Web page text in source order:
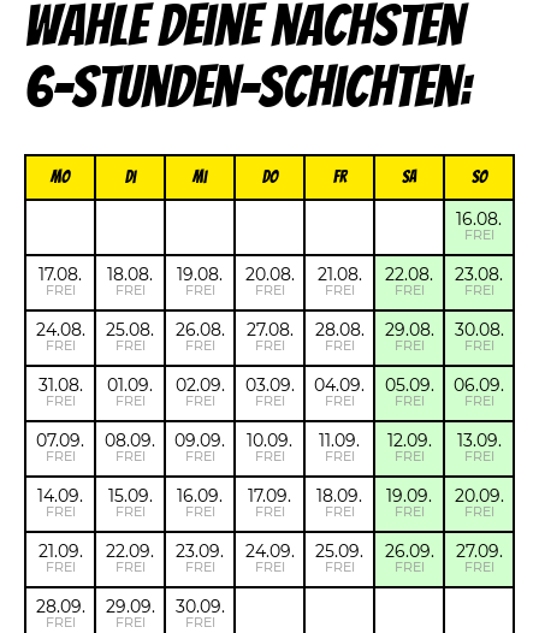
Wähle deine nächsten
6-Stunden-Schichten:
Mo Di Mi Do FR Sa So
16.08.
FREI
17.08.
FREI
18.08.
FREI
19.08.
FREI
20.08.
FREI
21.08.
FREI
22.08.
FREI
23.08.
FREI
24.08.
FREI
25.08.
FREI
26.08.
FREI
27.08.
FREI
28.08.
FREI
29.08.
FREI
30.08.
FREI
31.08.
FREI
01.09.
FREI
02.09.
FREI
03.09.
FREI
04.09.
FREI
05.09.
FREI
06.09.
FREI
07.09.
FREI
08.09.
FREI
09.09.
FREI
10.09.
FREI
11.09.
FREI
12.09.
FREI
13.09.
FREI
14.09.
FREI
15.09.
FREI
16.09.
FREI
17.09.
FREI
18.09.
FREI
19.09.
FREI
20.09.
FREI
21.09.
FREI
22.09.
FREI
23.09.
FREI
24.09.
FREI
25.09.
FREI
26.09.
FREI
27.09.
FREI
28.09.
FREI
29.09.
FREI
30.09.
FREI